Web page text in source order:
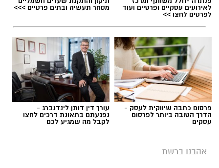
חדשותי? מצאתם טעות בכתבה? נשמח שתשתפו
לאירועים עסקיים ופרטיים ועוד
לפרטים לחצו >>
מסחר תעשיה ובתים פרטיים >>>
פרסום כתבה שיווקית לעסק -
הדרך הטובה ביותר לפרסום
עסקים
עורך דין דותן לינדנברג -
נפגעתם בתאונת דרכים לחצו
לקבל מה שמגיע לכם
אהבנו ברשת